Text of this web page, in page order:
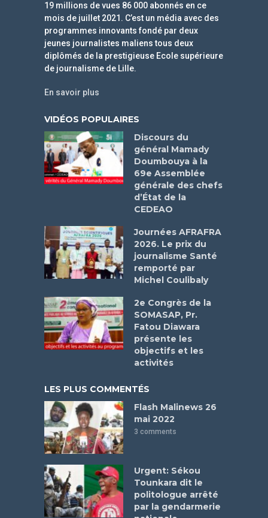
19 millions de vues 86 000 abonnés en ce
mois de juillet 2021. C’est un média avec des
programmes innovants fondé par deux
jeunes journalistes maliens tous deux
diplômés de la prestigieuse Ecole supérieure
de journalisme de Lille.
En savoir plus
VIDÉOS POPULAIRES
Discours du
général Mamady
Doumbouya à la
69e Assemblée
générale des chefs
d’État de la
CEDEAO
Journées AFRAFRA
2026. Le prix du
journalisme Santé
remporté par
Michel Coulibaly
2e Congrès de la
SOMASAP, Pr.
Fatou Diawara
présente les
objectifs et les
activités
LES PLUS COMMENTÉS
Flash Malinews 26
mai 2022
3 comments
Urgent: Sékou
Tounkara dit le
politologue arrêté
par la gendarmerie